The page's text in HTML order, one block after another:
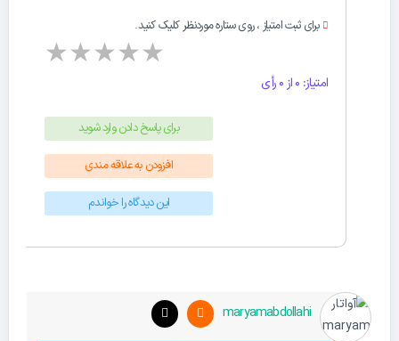
برای ثبت امتیاز ، روی ستاره موردنظر کلیک کنید.
★★★★★
امتیاز: 0 از 0 رأی
برای پاسخ دادن وارد شوید
افزودن به علاقه مندی
این دیدگاه را خواندم
maryamabdollahi